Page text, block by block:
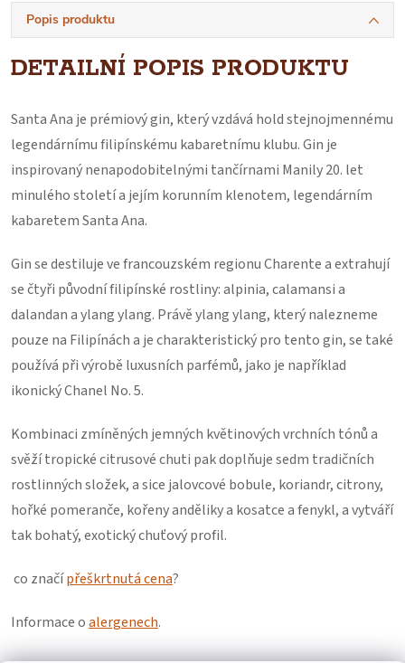
Popis produktu
DETAILNÍ POPIS PRODUKTU
Santa Ana je prémiový gin, který vzdává hold stejnojmennému
legendárnímu filipínskému kabaretnímu klubu. Gin je
inspirovaný nenapodobitelnými tančírnami Manily 20. let
minulého století a jejím korunním klenotem, legendárním
kabaretem Santa Ana.
Gin se destiluje ve francouzském regionu Charente a extrahují
se čtyři původní filipínské rostliny: alpinia, calamansi a
dalandan a ylang ylang. Právě ylang ylang, který nalezneme
pouze na Filipínách a je charakteristický pro tento gin, se také
používá při výrobě luxusních parfémů, jako je například
ikonický Chanel No. 5.
Kombinaci zmíněných jemných květinových vrchních tónů a
svěží tropické citrusové chuti pak doplňuje sedm tradičních
rostlinných složek, a sice jalovcové bobule, koriandr, citrony,
hořké pomeranče, kořeny anděliky a kosatce a fenykl, a vytváří
tak bohatý, exotický chuťový profil.
co značípřeškrtnutá cena?
Informace oalergenech.